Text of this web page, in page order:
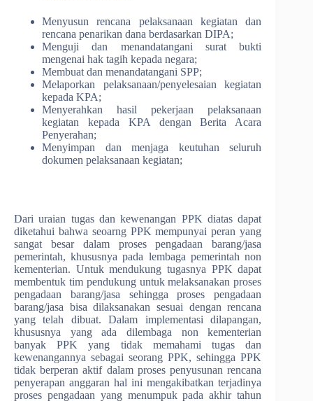
Menyusun rencana pelaksanaan kegiatan dan
rencana penarikan dana berdasarkan DIPA;
Menguji dan menandatangani surat bukti
mengenai hak tagih kepada negara;
Membuat dan menandatangani SPP;
Melaporkan pelaksanaan/penyelesaian kegiatan
kepada KPA;
Menyerahkan hasil pekerjaan pelaksanaan
kegiatan kepada KPA dengan Berita Acara
Penyerahan;
Menyimpan dan menjaga keutuhan seluruh
dokumen pelaksanaan kegiatan;
Dari uraian tugas dan kewenangan PPK diatas dapat
diketahui bahwa seoarng PPK mempunyai peran yang
sangat besar dalam proses pengadaan barang/jasa
pemerintah, khususnya pada lembaga pemerintah non
kementerian. Untuk mendukung tugasnya PPK dapat
membentuk tim pendukung untuk melaksanakan proses
pengadaan barang/jasa sehingga proses pengadaan
barang/jasa bisa dilaksanakan sesuai dengan rencana
yang telah dibuat. Dalam implementasi dilapangan,
khususnya yang ada dilembaga non kementerian
banyak PPK yang tidak memahami tugas dan
kewenangannya sebagai seorang PPK, sehingga PPK
tidak berperan aktif dalam proses penyusunan rencana
penyerapan anggaran hal ini mengakibatkan terjadinya
proses pengadaan yang menumpuk pada akhir tahun